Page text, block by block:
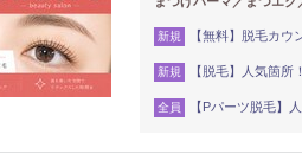
新規 【無料】脱毛カウ
新規 【脱毛】人気箇
全員 【Pパーツ脱毛】